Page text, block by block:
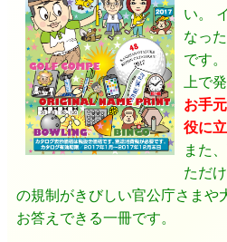
い。
なっ
です
上で
お手
役に
また
ただ
の規制がきびしい官公庁さまや
お答えできる一冊です。